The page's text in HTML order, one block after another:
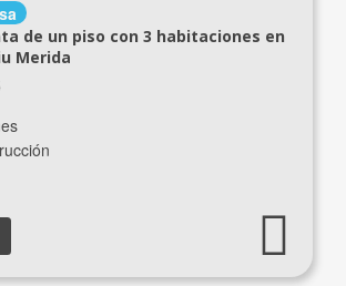
de un piso con 3 habitaciones en
Merida